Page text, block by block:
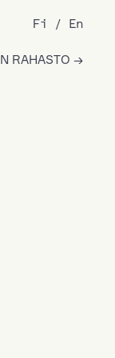
RAHASTO
Fi En